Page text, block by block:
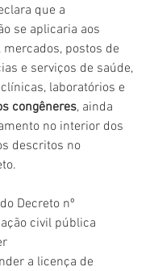
que a
se aplicaria aos
postos de
e serviços de saúde,
laboratórios e
congêneres, ainda
no interior dos
descritos no
Decreto nº
civil pública
a licença de